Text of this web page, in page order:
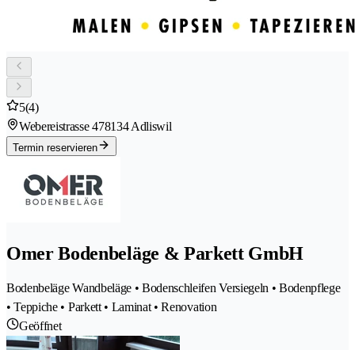
5(4)
Webereistrasse 478134 Adliswil
Termin reservieren
Omer Bodenbeläge & Parkett GmbH
Bodenbeläge Wandbeläge • Bodenschleifen Versiegeln • Bodenpflege
• Teppiche • Parkett • Laminat • Renovation
Geöffnet